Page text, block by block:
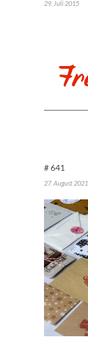
29. Juli 2015
# 641
27. August 2021